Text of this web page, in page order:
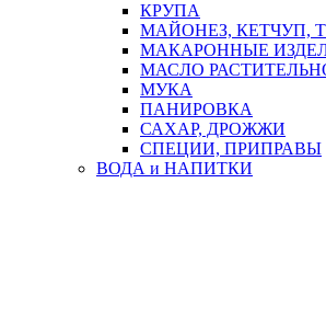
КРУПА
МАЙОНЕЗ, КЕТЧУП,
МАКАРОННЫЕ
МАСЛО
МУКА
ПАНИРОВКА
САХАР, ДРОЖЖИ
СПЕЦИИ, ПРИПРАВЫ
ВОДА и НАПИТКИ